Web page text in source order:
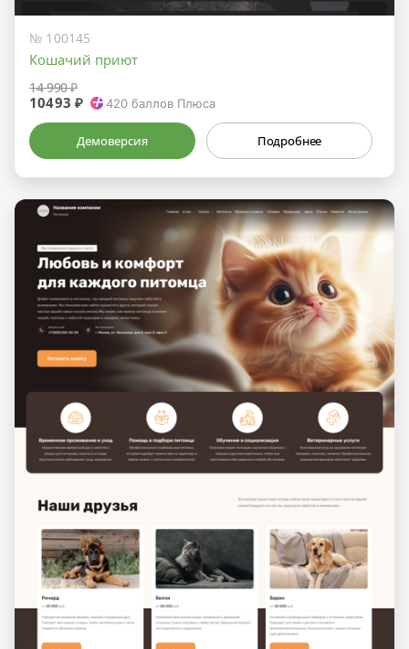
№ 100145
Кошачий приют
14 990 ₽
10493 ₽ 420 баллов Плюса
Демоверсия Подробнее